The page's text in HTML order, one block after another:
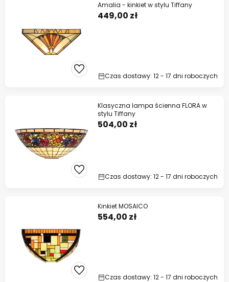
Amalia - kinkiet w stylu Tiffany
449,00 zł
Czas dostawy: 12 - 17 dni roboczych
Klasyczna lampa ścienna FLORA w
stylu Tiffany
504,00 zł
Czas dostawy: 12 - 17 dni roboczych
Kinkiet MOSAICO
554,00 zł
Czas dostawy: 12 - 17 dni roboczych